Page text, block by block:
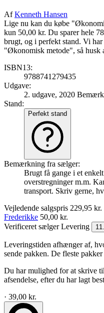
AfKenneth Hansen
Lige nu kan du købe
kun 50,00 kr. Du sparer hele
brugt, og i perfekt stand. Vi
"Økonomisk metode", så husk
ISBN13:
9788741279435
Udgave:
2. udgave, 2020
Stand:
Perfekt stand
Bemærkning fra sælger:
Brugt få gange i et
overstregninger m.m.
transport. Skriv gerne,
Vejledende salgspris 229,95 kr.
Frederikke 50,00 kr.
Verificeret sælgerLevering
Leveringstiden afhænger af,
sende pakken. De fleste
Du har mulighed for at skrive
afsendelse, efter du har lagt
· 39,00 kr.